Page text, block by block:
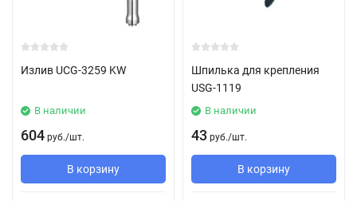
Излив UCG-3259 KW
В наличии
604 руб./шт.
В корзину
Шпилька для крепления
USG-1119
В наличии
43 руб./шт.
В корзину